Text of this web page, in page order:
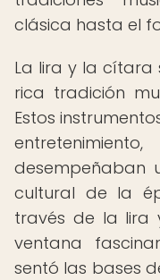
clásica hasta el
La lira y la cítara
rica tradición
Estos
desempeñaban
cultural de la
través de la lira
ventana
sentó las bases